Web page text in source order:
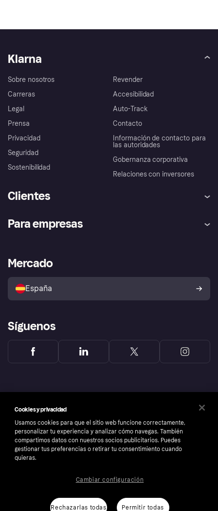
Klarna
Sobre nosotros
Carreras
Legal
Prensa
Privacidad
Seguridad
Sostenibilidad
Revender
Accesibilidad
Auto-Track
Contacto
Información de contacto para
las autoridades
Gobernanza corporativa
Relaciones con inversores
Clientes
Inicio de sesión
Directorio de tiendas
Política de protección al
comprador de Klarna
Reclamaciones
Para empresas
Acceso empresas
Mercado
España
Síguenos
Copyright © 2005-2026 Klarna Bank AB (publ). Sede central: Stockholm, Sweden. Todos
los derechos reservados. Klarna Bank AB (publ). Sveavägen 46, 111 34 Stockholm.
Aviso Sobre Cookies Klarna.com
Cookies y privacidad
Usamos cookies para que el sitio web funcione correctamente,
personalizar tu experiencia y analizar cómo navegas. También
compartimos datos con nuestros socios publicitarios. Puedes
gestionar tus preferencias o retirar tu consentimiento cuando
quieras.
Rechazarlas todas Permitir todas
Cambiar configuración